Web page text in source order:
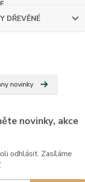
DŘEVĚNÉ
novinky
novinky, akce
odhlásit. Zasíláme